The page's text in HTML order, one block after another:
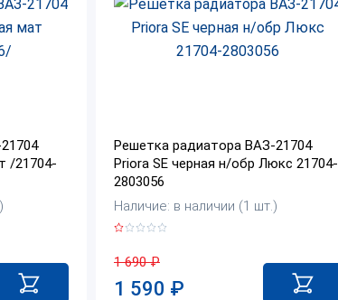
/21704-
Решетка радиатора ВАЗ-21704
Priora SE черная н/обр Люкс 21704-
2803056
Наличие: в наличии (1 шт.)
1 690₽
1 590 ₽